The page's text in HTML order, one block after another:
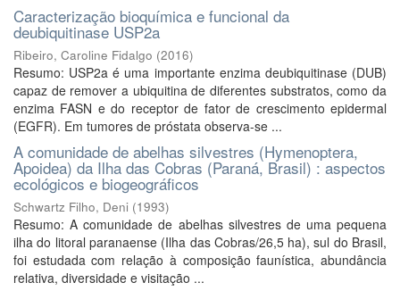
Caracterização bioquímica e funcional da
deubiquitinase USP2a
Ribeiro, Caroline Fidalgo (2016)
Resumo: USP2a é uma importante enzima deubiquitinase (DUB)
capaz de remover a ubiquitina de diferentes substratos, como da
enzima FASN e do receptor de fator de crescimento epidermal
(EGFR). Em tumores de próstata observa-se ...
A comunidade de abelhas silvestres (Hymenoptera,
Apoidea) da Ilha das Cobras (Paraná, Brasil) : aspectos
ecológicos e biogeográficos
Schwartz Filho, Deni (1993)
Resumo: A comunidade de abelhas silvestres de uma pequena
ilha do litoral paranaense (Ilha das Cobras/26,5 ha), sul do Brasil,
foi estudada com relação à composição faunística, abundância
relativa, diversidade e visitação ...